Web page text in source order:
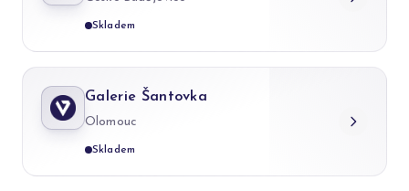
Skladem
Galerie Šantovka
Olomouc
Skladem